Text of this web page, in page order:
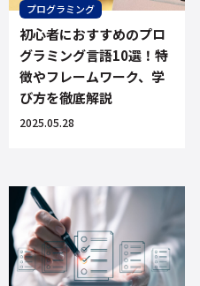
プログラミング
初心者におすすめのプロ
グラミング言語10選！特
徴やフレームワーク、学
び方を徹底解説
2025.05.28